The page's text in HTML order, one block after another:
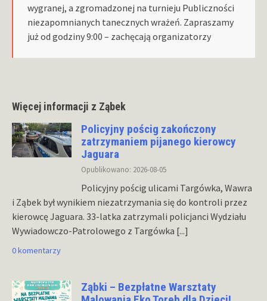
wygranej, a zgromadzonej na turnieju Publiczności
niezapomnianych tanecznych wrażeń. Zapraszamy
już od godziny 9:00 – zachęcają organizatorzy
Więcej informacji z Ząbek
Policyjny pościg zakończony
zatrzymaniem pijanego kierowcy
Jaguara
Opublikowano: 2026-08-05
Policyjny pościg ulicami Targówka, Wawra
i Ząbek był wynikiem niezatrzymania się do kontroli przez
kierowcę Jaguara. 33-latka zatrzymali policjanci Wydziału
Wywiadowczo-Patrolowego z Targówka [...]
0 komentarzy
Ząbki – Bezpłatne Warsztaty